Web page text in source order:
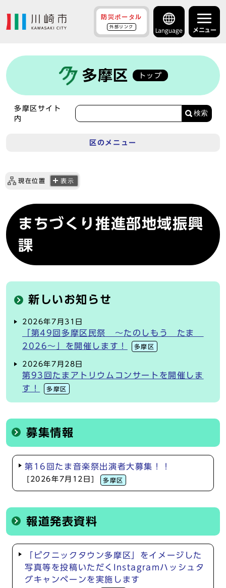
防災ポータル
外部リンク
Language メニュー
多摩区 トップ
多摩区サイト
内
検索
区のメニュー
現在位置 表示
まちづくり推進部地域振興
課
新しいお知らせ
2026年7月31日
「第49回多摩区民祭 ～たのしもう たま
2026～」を開催します！
多摩区
2026年7月28日
第93回たまアトリウムコンサートを開催しま
す！
多摩区
募集情報
第16回たま音楽祭出演者大募集！！
[2026年7月12日] 多摩区
報道発表資料
「ピクニックタウン多摩区」をイメージした
写真等を投稿いただくInstagramハッシュタ
グキャンペーンを実施します